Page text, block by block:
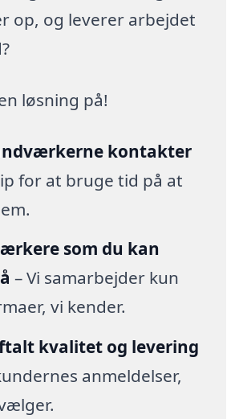
op, og leverer arbejdet
løsning på!
kontakter
for at bruge tid på at
som du kan
– Vi samarbejder kun
vi kender.
kvalitet og levering
anmeldelser,